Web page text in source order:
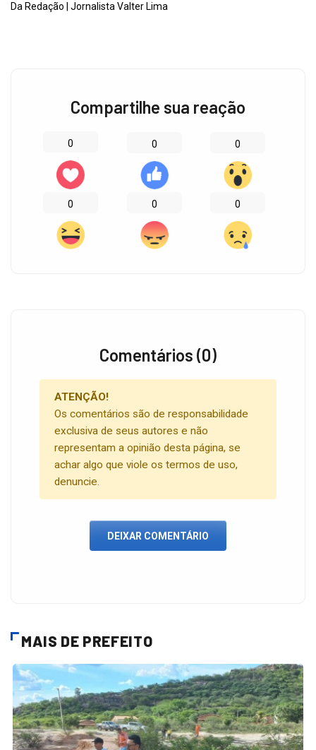
Da Redação | Jornalista Valter Lima
Compartilhe sua reação
0 0 0
0 0 0
Comentários (0)
ATENÇÃO!
Os comentários são de responsabilidade
exclusiva de seus autores e não
representam a opinião desta página, se
achar algo que viole os termos de uso,
denuncie.
DEIXAR COMENTÁRIO
MAIS DE PREFEITO